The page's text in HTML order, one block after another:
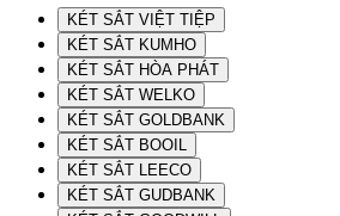
KÉT SẮT VIỆT TIỆP
KÉT SẮT KUMHO
KÉT SẮT HÒA PHÁT
KÉT SẮT WELKO
KÉT SẮT GOLDBANK
KÉT SẮT BOOIL
KÉT SẮT LEECO
KÉT SẮT GUDBANK